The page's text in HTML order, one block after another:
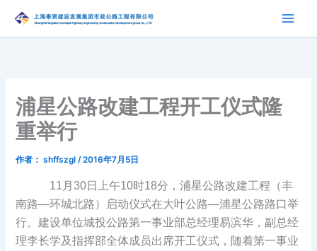
内
浦星公路改建工程开工仪式隆
重举行
作者： shffszgl/2016年7月5日
11月30日上午10时18分，浦星公路改建工程（丰
南路—环城北路）启动仪式在大叶公路—浦星公路路口举
行。建设单位城投公路第一事业部总经理易滨华，副总经
理李长学及指挥部全体成员出席开工仪式，随着第一事业